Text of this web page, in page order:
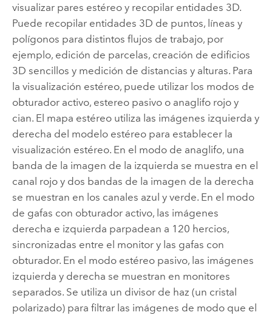
visualizar pares estéreo y recopilar entidades 3D.
Puede recopilar entidades 3D de puntos, líneas y
polígonos para distintos flujos de trabajo, por
ejemplo, edición de parcelas, creación de edificios
3D sencillos y medición de distancias y alturas. Para
la visualización estéreo, puede utilizar los modos de
obturador activo, estereo pasivo o anaglifo rojo y
cian. El mapa estéreo utiliza las imágenes izquierda y
derecha del modelo estéreo para establecer la
visualización estéreo. En el modo de anaglifo, una
banda de la imagen de la izquierda se muestra en el
canal rojo y dos bandas de la imagen de la derecha
se muestran en los canales azul y verde. En el modo
de gafas con obturador activo, las imágenes
derecha e izquierda parpadean a 120 hercios,
sincronizadas entre el monitor y las gafas con
obturador. En el modo estéreo pasivo, las imágenes
izquierda y derecha se muestran en monitores
separados. Se utiliza un divisor de haz (un cristal
polarizado) para filtrar las imágenes de modo que el